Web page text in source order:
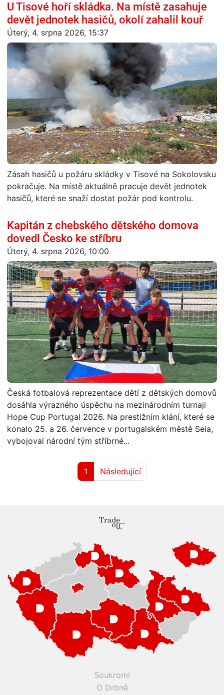
U Tisové hoří skládka. Na místě zasahuje
devět jednotek hasičů, okolí zahalil kouř
Úterý, 4. srpna 2026, 15:37
Zásah hasičů u požáru skládky v Tisové na Sokolovsku
pokračuje. Na místě aktuálně pracuje devět jednotek
hasičů, které se snaží dostat požár pod kontrolu.
Kapitán z chebského dětského domova
dovedl Česko ke stříbru
Úterý, 4. srpna 2026, 10:00
Česká fotbalová reprezentace dětí z dětských domovů
dosáhla výrazného úspěchu na mezinárodním turnaji
Hope Cup Portugal 2026. Na prestižním klání, které se
konalo 25. a 26. července v portugalském městě Seia,
vybojoval národní tým stříbrné...
1 Následující
Soukromí
O Drbně